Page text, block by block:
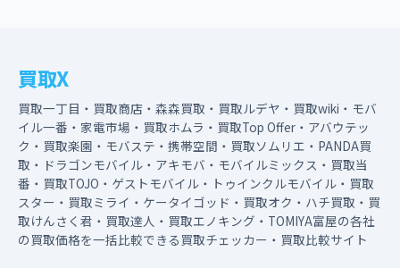
買取X
買取一丁目・買取商店・森森買取・買取ルデヤ・買取wiki・モバ
イル一番・家電市場・買取ホムラ・買取Top Offer・アバウテッ
ク・買取楽園・モバステ・携帯空間・買取ソムリエ・PANDA買
取・ドラゴンモバイル・アキモバ・モバイルミックス・買取当
番・買取TOJO・ゲストモバイル・トゥインクルモバイル・買取
スター・買取ミライ・ケータイゴッド・買取オク・ハチ買取・買
取けんさく君・買取達人・買取エノキング・TOMIYA富屋の各社
の買取価格を一括比較できる買取チェッカー・買取比較サイト